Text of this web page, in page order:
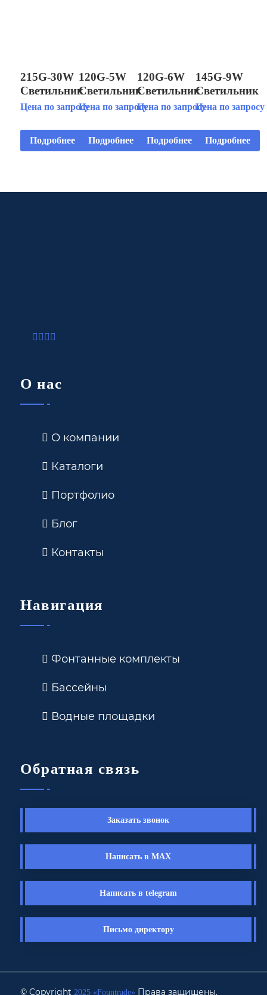
215G-30W
Светильник
светодиодный
IP68
установка на
Цена по запросу
Подробнее
120G-5W
Светильник
светодиодный
IP68
установка на
Цена по запросу
Подробнее
120G-6W
Светильник
светодиодный
IP68
установка на
Цена по запросу
Подробнее
145G-9W
Светильник
IP68
установка на
Цена по запросу
Подробнее
О нас
О компании
Каталоги
Портфолио
Блог
Контакты
Навигация
Фонтанные комплекты
Бассейны
Водные площадки
Обратная связь
Заказать звонок
Написать в MAX
Написать в telegram
Письмо директору
© Copyright 2025 «Fоuntrade» Права защищены.